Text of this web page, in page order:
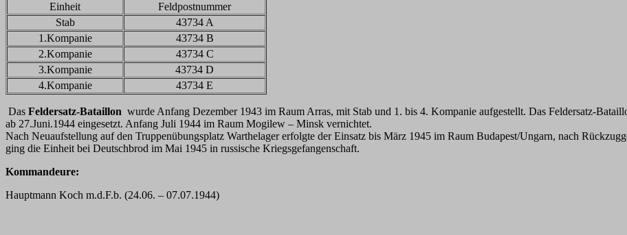
Einheit
Feldpostnummer
Stab
43734 A
1.Kompanie
43734 B
2.Kompanie
43734 C
3.Kompanie
43734 D
4.Kompanie
43734 E
Das Feldersatz-Bataillon wurde Anfang Dezember 1943 im Raum Arras, mit Stab und 1. bis 4. Kompanie aufgestellt. Das Feldersatz-
ab 27.Juni.1944 eingesetzt. Anfang Juli 1944 im Raum Mogilew – Minsk vernichtet.
Nach Neuaufstellung auf den Truppenübungsplatz Warthelager erfolgte der Einsatz bis März 1945 im Raum Budapest/Ungarn, nach
ging die Einheit bei Deutschbrod im Mai 1945 in russische Kriegsgefangenschaft.
Kommandeure:
Hauptmann Koch m.d.F.b. (24.06. – 07.07.1944)